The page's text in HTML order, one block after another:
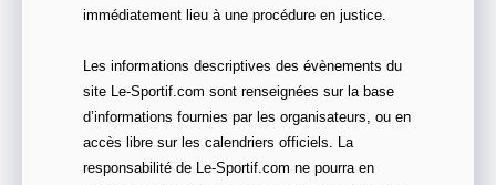
immédiatement lieu à une procédure en justice.
Les informations descriptives des évènements du
site Le-Sportif.com sont renseignées sur la base
d’informations fournies par les organisateurs, ou en
accès libre sur les calendriers officiels. La
responsabilité de Le-Sportif.com ne pourra en